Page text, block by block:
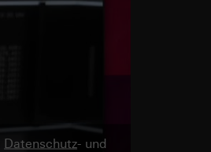
Datenschutz- und